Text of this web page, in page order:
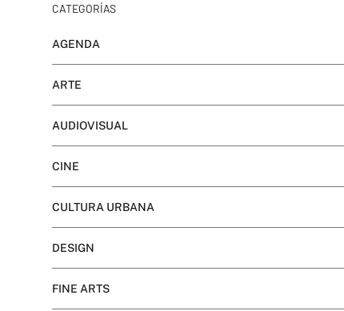
CATEGORÍAS
AGENDA
ARTE
AUDIOVISUAL
CINE
CULTURA URBANA
DESIGN
FINE ARTS